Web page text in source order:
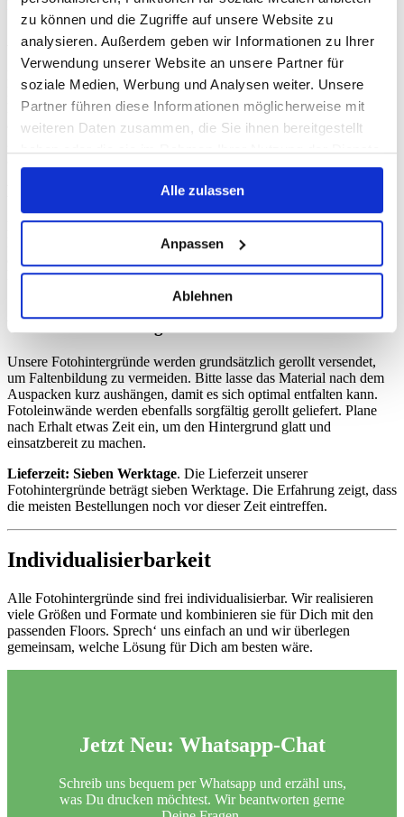
zu können und die Zugriffe auf unsere Website zu
analysieren. Außerdem geben wir Informationen zu Ihrer
Verwendung unserer Website an unsere Partner für
soziale Medien, Werbung und Analysen weiter. Unsere
Partner führen diese Informationen möglicherweise mit
weiteren Daten zusammen, die Sie ihnen bereitgestellt
haben oder die sie im Rahmen Ihrer Nutzung der Dienste
gesammelt haben.
Alle zulassen
Anpassen
Ablehnen
Flüssigkeiten, um die Oberfläche und den Druck zu schonen.
Aufbewahrung
Für langanhaltende beste Ergebnisse bewahre Deine
Fotohintergründe stets gerollt oder plan liegend auf, um Falten und
Knicke zu vermeiden. Vinyl-Hintergründe werden idealerweise
aufgerollt und trocken gelagert. Fotoleinwände sollten ebenfalls
gerollt, jedoch mit einem Schutzpapier zwischen den Lagen,
gelagert werden, um Druckstellen zu vermeiden.
Befestigung im Studio
Beide Materialien lassen sich problemlos mit Klemmen,
Hintergrundsystemen oder Klebeband befestigen. Achte bei Vinyl
können. Fotoleinwände profitieren von einer gleichmäßigen
Spannung, damit die Struktur zur Geltung kommt.
Versand & Lieferung
Unsere Fotohintergründe werden grundsätzlich gerollt versendet,
um Faltenbildung zu vermeiden. Bitte lasse das Material nach dem
Auspacken kurz aushängen, damit es sich optimal entfalten kann.
Fotoleinwände werden ebenfalls sorgfältig gerollt geliefert. Plane
nach Erhalt etwas Zeit ein, um den Hintergrund glatt und
einsatzbereit zu machen.
Lieferzeit: Sieben Werktage. Die Lieferzeit unserer
Fotohintergründe beträgt sieben Werktage. Die Erfahrung zeigt, dass
die meisten Bestellungen noch vor dieser Zeit eintreffen.
Individualisierbarkeit
Alle Fotohintergründe sind frei individualisierbar. Wir realisieren
viele Größen und Formate und kombinieren sie für Dich mit den
passenden Floors. Sprech‘ uns einfach an und wir überlegen
gemeinsam, welche Lösung für Dich am besten wäre.
Jetzt Neu: Whatsapp-Chat
Schreib uns bequem per Whatsapp und erzähl uns,
was Du drucken möchtest. Wir beantworten gerne